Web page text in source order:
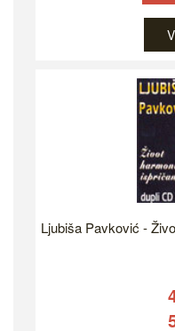
Ljubiša Pavković -